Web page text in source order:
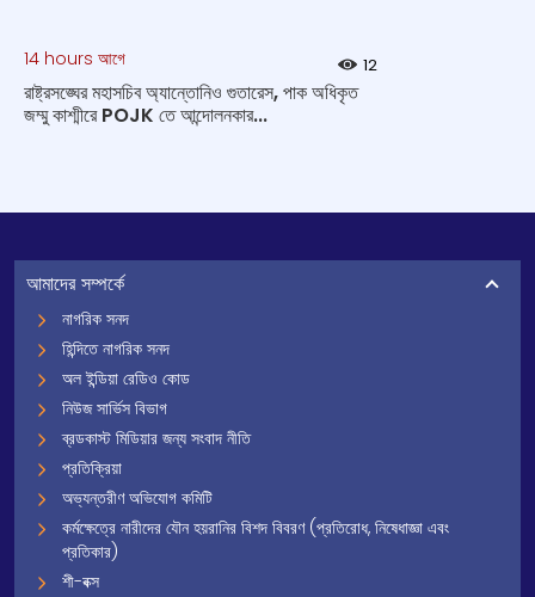
14 hours আগে 12
রাষ্ট্রসঙ্ঘের মহাসচিব অ্যান্তোনিও গুতারেস, পাক অধিকৃত
জম্মু কাশ্মীরে POJK তে আন্দোলনকার...
আমাদের সম্পর্কে
নাগরিক সনদ
হিন্দিতে নাগরিক সনদ
অল ইন্ডিয়া রেডিও কোড
নিউজ সার্ভিস বিভাগ
ব্রডকাস্ট মিডিয়ার জন্য সংবাদ নীতি
প্রতিক্রিয়া
অভ্যন্তরীণ অভিযোগ কমিটি
কর্মক্ষেত্রে নারীদের যৌন হয়রানির বিশদ বিবরণ (প্রতিরোধ, নিষেধাজ্ঞা এবং
প্রতিকার)
শী-বক্স